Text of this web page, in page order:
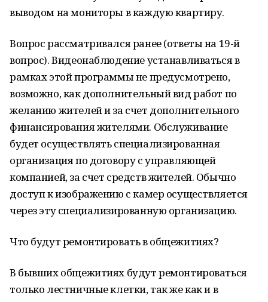
выводом на мониторы в каждую квартиру.
Вопрос рассматривался ранее (ответы на 19-й
вопрос). Видеонаблюдение устанавливаться в
рамках этой программы не предусмотрено,
возможно, как дополнительный вид работ по
желанию жителей и за счет дополнительного
финансирования жителями. Обслуживание
будет осуществлять специализированная
организация по договору с управляющей
компанией, за счет средств жителей. Обычно
доступ к изображению с камер осуществляется
через эту специализированную организацию.
Что будут ремонтировать в общежитиях?
В бывших общежитиях будут ремонтироваться
только лестничные клетки, так же как и в